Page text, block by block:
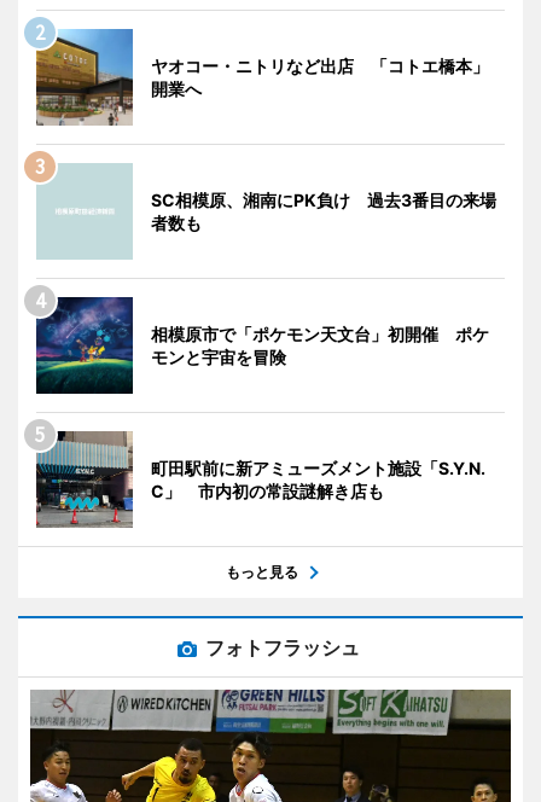
ヤオコー・ニトリなど出店 「コトエ橋本」
開業へ
SC相模原、湘南にPK負け 過去3番目の来場
者数も
相模原市で「ポケモン天文台」初開催 ポケ
モンと宇宙を冒険
町田駅前に新アミューズメント施設「S.Y.N.
C」 市内初の常設謎解き店も
もっと見る
フォトフラッシュ